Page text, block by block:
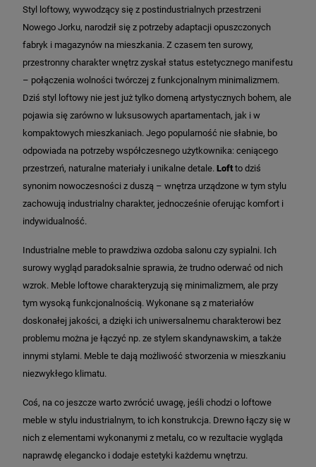
Styl loftowy, wywodzący się z postindustrialnych przestrzeni
Nowego Jorku, narodził się z potrzeby adaptacji opuszczonych
fabryk i magazynów na mieszkania. Z czasem ten surowy,
przestronny charakter wnętrz zyskał status estetycznego manifestu
– połączenia wolności twórczej z funkcjonalnym minimalizmem.
Dziś styl loftowy nie jest już tylko domeną artystycznych bohem, ale
pojawia się zarówno w luksusowych apartamentach, jak i w
kompaktowych mieszkaniach. Jego popularność nie słabnie, bo
odpowiada na potrzeby współczesnego użytkownika: ceniącego
przestrzeń, naturalne materiały i unikalne detale. Loftto dziś
synonim nowoczesności z duszą – wnętrza urządzone w tym stylu
zachowują industrialny charakter, jednocześnie oferując komfort i
indywidualność.
Industrialne meble to prawdziwa ozdoba salonu czy sypialni. Ich
surowy wygląd paradoksalnie sprawia, że trudno oderwać od nich
wzrok. Meble loftowe charakteryzują się minimalizmem, ale przy
tym wysoką funkcjonalnością. Wykonane są z materiałów
doskonałej jakości, a dzięki ich uniwersalnemu charakterowi bez
problemu można je łączyć np. ze stylem skandynawskim, a także
innymi stylami. Meble te dają możliwość stworzenia w mieszkaniu
niezwykłego klimatu.
Coś, na co jeszcze warto zwrócić uwagę, jeśli chodzi o loftowe
meble w stylu industrialnym, to ich konstrukcja. Drewno łączy się w
nich z elementami wykonanymi z metalu, co w rezultacie wygląda
naprawdę elegancko i dodaje estetyki każdemu wnętrzu.